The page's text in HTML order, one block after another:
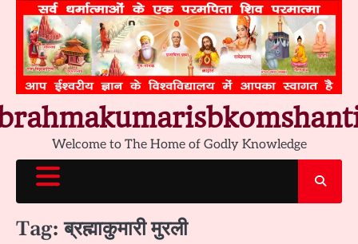
content
Welcome to The Home of Godly Knowledge
Tag:ब्रह्माकुमारी मुरली